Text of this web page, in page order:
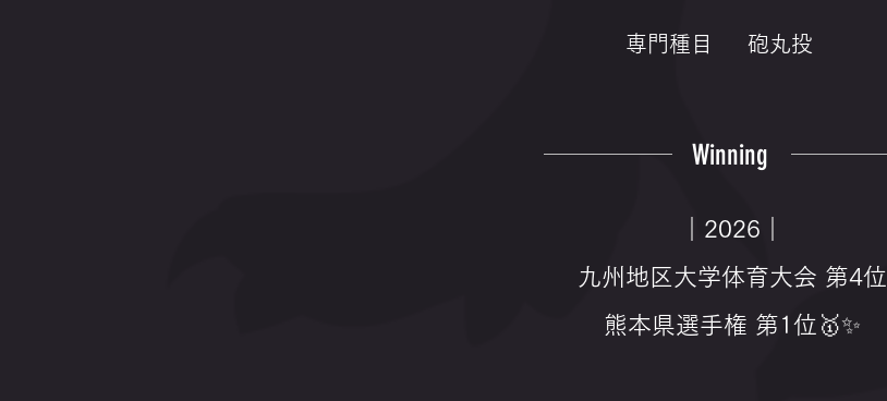
専門種目 砲丸投
Winning
｜2026｜
九州地区大学体育大会 第4位
熊本県選手権 第1位🥇✨